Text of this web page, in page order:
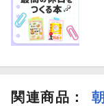
関連商品 ：